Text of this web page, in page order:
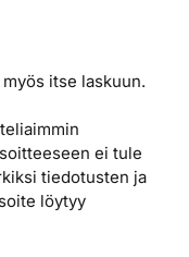
itse laskuun.
ei tule
tiedotusten ja
löytyy